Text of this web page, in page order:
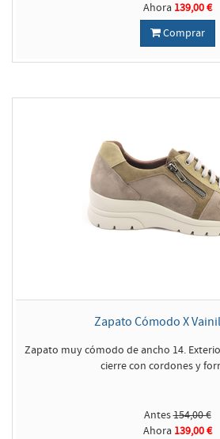
Ahora 139,00 €
Comprar
Zapato Cómodo X
Zapato muy cómodo de ancho 14.
cierre con cordones y
Antes154,00 €
Ahora 139,00 €